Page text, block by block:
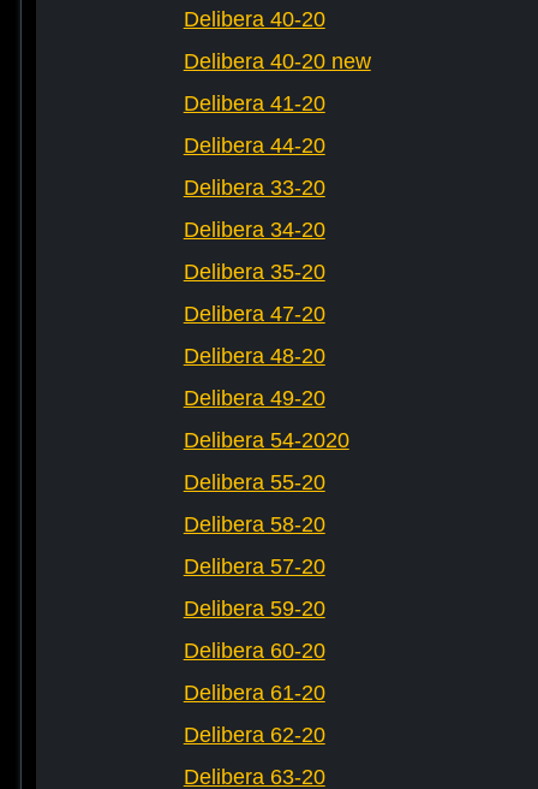
Delibera 40-20
Delibera 40-20 new
Delibera 41-20
Delibera 44-20
Delibera 33-20
Delibera 34-20
Delibera 35-20
Delibera 47-20
Delibera 48-20
Delibera 49-20
Delibera 54-2020
Delibera 55-20
Delibera 58-20
Delibera 57-20
Delibera 59-20
Delibera 60-20
Delibera 61-20
Delibera 62-20
Delibera 63-20